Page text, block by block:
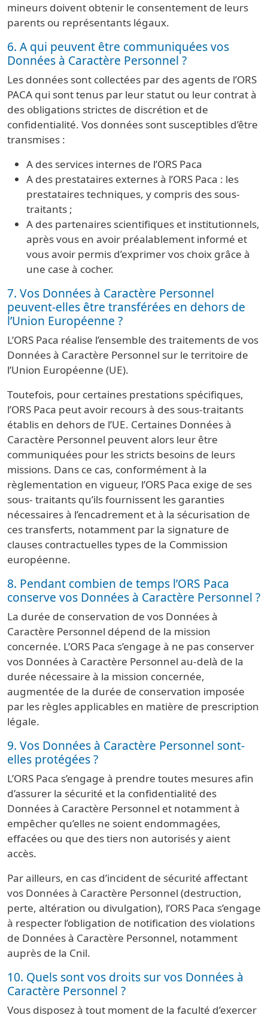
mineurs doivent obtenir le consentement de leurs
parents ou représentants légaux.
6. A qui peuvent être communiquées vos
Données à Caractère Personnel ?
Les données sont collectées par des agents de l’ORS
PACA qui sont tenus par leur statut ou leur contrat à
des obligations strictes de discrétion et de
confidentialité. Vos données sont susceptibles d’être
transmises :
A des services internes de l’ORS Paca
A des prestataires externes à l’ORS Paca : les
prestataires techniques, y compris des sous-
traitants ;
A des partenaires scientifiques et institutionnels,
après vous en avoir préalablement informé et
vous avoir permis d’exprimer vos choix grâce à
une case à cocher.
7. Vos Données à Caractère Personnel
peuvent-elles être transférées en dehors de
l’Union Européenne ?
L’ORS Paca réalise l’ensemble des traitements de vos
Données à Caractère Personnel sur le territoire de
l’Union Européenne (UE).
Toutefois, pour certaines prestations spécifiques,
l’ORS Paca peut avoir recours à des sous-traitants
établis en dehors de l’UE. Certaines Données à
Caractère Personnel peuvent alors leur être
communiquées pour les stricts besoins de leurs
missions. Dans ce cas, conformément à la
règlementation en vigueur, l’ORS Paca exige de ses
sous- traitants qu’ils fournissent les garanties
nécessaires à l’encadrement et à la sécurisation de
ces transferts, notamment par la signature de
clauses contractuelles types de la Commission
européenne.
8. Pendant combien de temps l’ORS Paca
conserve vos Données à Caractère Personnel ?
La durée de conservation de vos Données à
Caractère Personnel dépend de la mission
concernée. L’ORS Paca s’engage à ne pas conserver
vos Données à Caractère Personnel au-delà de la
durée nécessaire à la mission concernée,
augmentée de la durée de conservation imposée
par les règles applicables en matière de prescription
légale.
9. Vos Données à Caractère Personnel sont-
elles protégées ?
L’ORS Paca s’engage à prendre toutes mesures afin
d’assurer la sécurité et la confidentialité des
Données à Caractère Personnel et notamment à
empêcher qu’elles ne soient endommagées,
effacées ou que des tiers non autorisés y aient
accès.
Par ailleurs, en cas d’incident de sécurité affectant
vos Données à Caractère Personnel (destruction,
perte, altération ou divulgation), l’ORS Paca s’engage
à respecter l’obligation de notification des violations
de Données à Caractère Personnel, notamment
auprès de la Cnil.
10. Quels sont vos droits sur vos Données à
Caractère Personnel ?
Vous disposez à tout moment de la faculté d’exercer